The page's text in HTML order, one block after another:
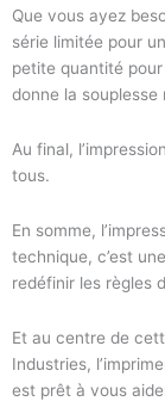
Que vous ayez
série limitée pour
petite quantité
donne la
Au final,
tous.
En somme,
technique, c’est
redéfinir les règles
Et au centre de
Industries,
est prêt à vous